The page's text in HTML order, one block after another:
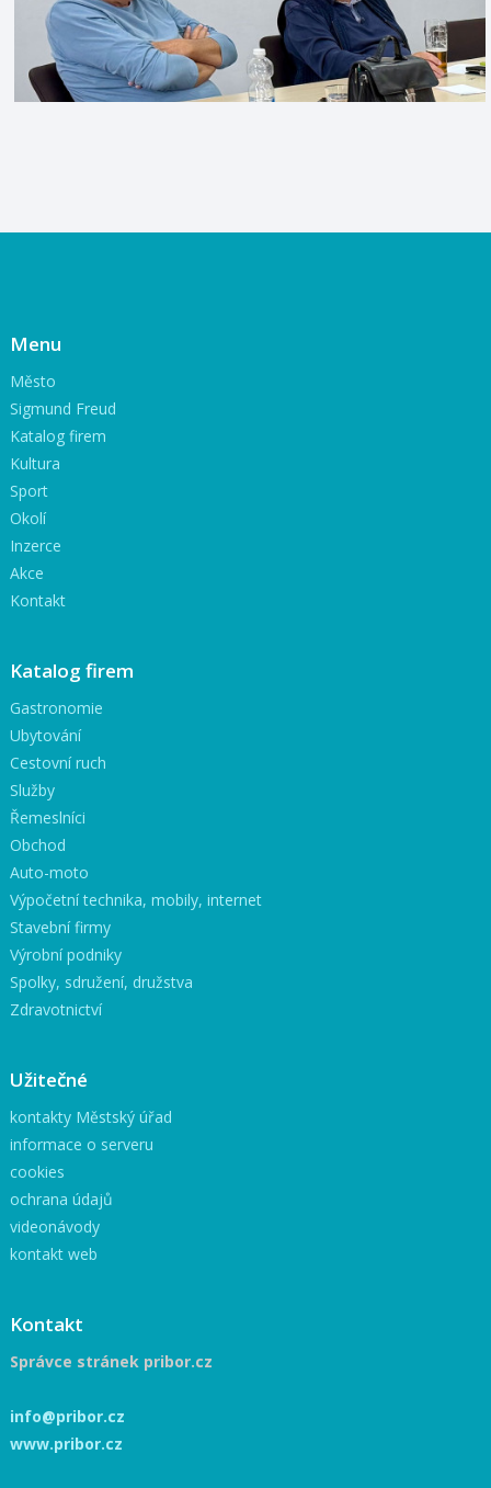
Menu
Město
Sigmund Freud
Katalog firem
Kultura
Sport
Okolí
Inzerce
Akce
Kontakt
Katalog firem
Gastronomie
Ubytování
Cestovní ruch
Služby
Řemeslníci
Obchod
Auto-moto
Výpočetní technika, mobily, internet
Stavební firmy
Výrobní podniky
Spolky, sdružení, družstva
Zdravotnictví
Užitečné
kontakty Městský úřad
informace o serveru
cookies
ochrana údajů
videonávody
kontakt web
Kontakt
Správce stránek pribor.cz
info@pribor.cz
www.pribor.cz